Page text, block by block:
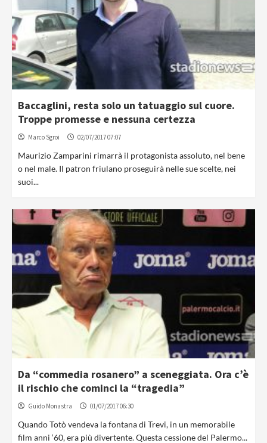
Baccaglini, resta solo un tatuaggio sul cuore.
Troppe promesse e nessuna certezza
Marco Sgroi 02/07/2017 07:07
Maurizio Zamparini rimarrà il protagonista assoluto, nel bene
o nel male. Il patron friulano proseguirà nelle sue scelte, nei
suoi...
Da “commedia rosanero” a sceneggiata. Ora c’è
il rischio che cominci la “tragedia”
Guido Monastra 01/07/2017 06:30
Quando Totò vendeva la fontana di Trevi, in un memorabile
film anni ‘60, era più divertente. Questa cessione del Palermo...